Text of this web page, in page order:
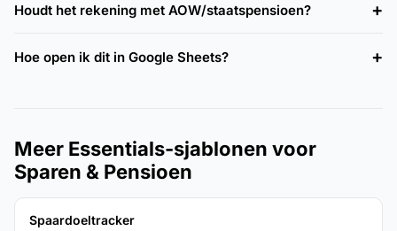
Houdt het rekening met AOW/staatspensioen?
Hoe open ik dit in Google Sheets?
Meer Essentials-sjablonen voor
Sparen & Pensioen
Spaardoeltracker